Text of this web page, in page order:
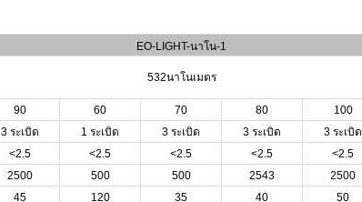
EO-LIGHT-นาโน-1
532นาโนเมตร
90 60 70 80
100
3 ระเบิด 1 ระเบิด 3 ระเบิด 3 ระเบิด
3 ระเบิด
<2.5 <2.5 <2.5 <2.5
<2.5
2500 500 500 2543
2500
45 120 35 40
50